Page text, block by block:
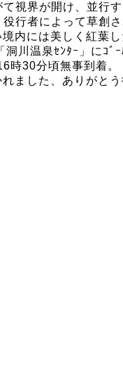
視界が開け、並行
行者によって草創
内には美しく紅葉
川温泉ｾﾝﾀｰ」にｺﾞ
時30分頃無事到着。
ました、ありがとう